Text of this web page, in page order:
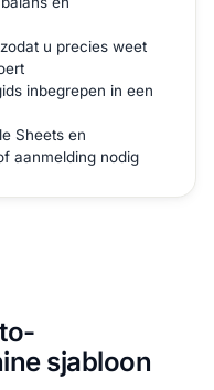
u precies weet
inbegrepen in een
Sheets en
aanmelding nodig
sjabloon